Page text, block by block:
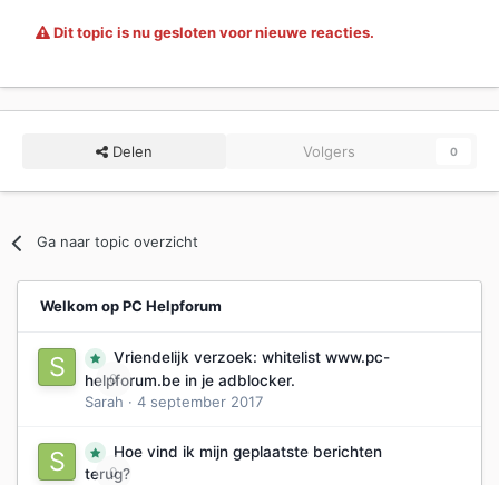
Dit topic is nu gesloten voor nieuwe reacties.
Delen Volgers 0
Ga naar topic overzicht
Welkom op PC Helpforum
0
Vriendelijk verzoek: whitelist www.pc-
helpforum.be in je adblocker.
Sarah · 4 september 2017
0
Hoe vind ik mijn geplaatste berichten
terug?